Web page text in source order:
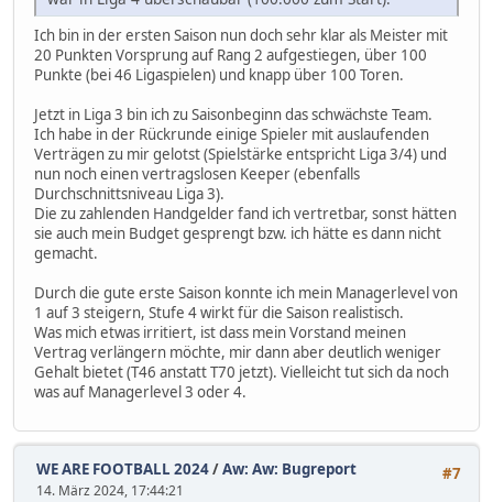
Ich bin in der ersten Saison nun doch sehr klar als Meister mit
20 Punkten Vorsprung auf Rang 2 aufgestiegen, über 100
Punkte (bei 46 Ligaspielen) und knapp über 100 Toren.
Jetzt in Liga 3 bin ich zu Saisonbeginn das schwächste Team.
Ich habe in der Rückrunde einige Spieler mit auslaufenden
Verträgen zu mir gelotst (Spielstärke entspricht Liga 3/4) und
nun noch einen vertragslosen Keeper (ebenfalls
Durchschnittsniveau Liga 3).
Die zu zahlenden Handgelder fand ich vertretbar, sonst hätten
sie auch mein Budget gesprengt bzw. ich hätte es dann nicht
gemacht.
Durch die gute erste Saison konnte ich mein Managerlevel von
1 auf 3 steigern, Stufe 4 wirkt für die Saison realistisch.
Was mich etwas irritiert, ist dass mein Vorstand meinen
Vertrag verlängern möchte, mir dann aber deutlich weniger
Gehalt bietet (T46 anstatt T70 jetzt). Vielleicht tut sich da noch
was auf Managerlevel 3 oder 4.
#7
WE ARE FOOTBALL 2024/Aw: Aw: Bugreport
14. März 2024, 17:44:21